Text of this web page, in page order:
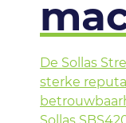
De Sollas
sterke